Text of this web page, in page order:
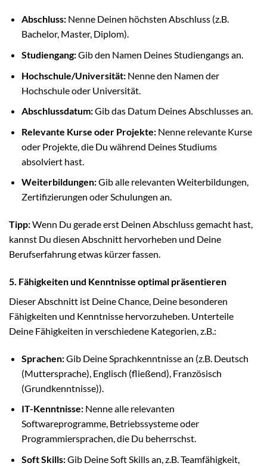
Abschluss:Nenne Deinen höchsten Abschluss (z.B.
Bachelor, Master, Diplom).
Studiengang:Gib den Namen Deines Studiengangs an.
Hochschule/Universität:Nenne den Namen der
Hochschule oder Universität.
Abschlussdatum:Gib das Datum Deines Abschlusses an.
Relevante Kurse oder Projekte:Nenne relevante Kurse
oder Projekte, die Du während Deines Studiums
absolviert hast.
Weiterbildungen:Gib alle relevanten Weiterbildungen,
Zertifizierungen oder Schulungen an.
Tipp:Wenn Du gerade erst Deinen Abschluss gemacht hast,
kannst Du diesen Abschnitt hervorheben und Deine
Berufserfahrung etwas kürzer fassen.
5. Fähigkeiten und Kenntnisse optimal präsentieren
Dieser Abschnitt ist Deine Chance, Deine besonderen
Fähigkeiten und Kenntnisse hervorzuheben. Unterteile
Deine Fähigkeiten in verschiedene Kategorien, z.B.:
Sprachen:Gib Deine Sprachkenntnisse an (z.B. Deutsch
(Muttersprache), Englisch (fließend), Französisch
(Grundkenntnisse)).
IT-Kenntnisse:Nenne alle relevanten
Softwareprogramme, Betriebssysteme oder
Programmiersprachen, die Du beherrschst.
Soft Skills:Gib Deine Soft Skills an, z.B. Teamfähigkeit,